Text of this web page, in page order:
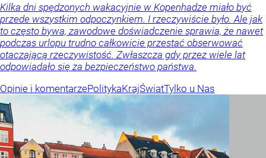
Kilka dni spędzonych wakacyjnie w Kopenhadze miało być
przede wszystkim odpoczynkiem. I rzeczywiście było. Ale jak
to często bywa, zawodowe doświadczenie sprawia, że nawet
podczas urlopu trudno całkowicie przestać obserwować
otaczającą rzeczywistość. Zwłaszcza gdy przez wiele lat
odpowiadało się za bezpieczeństwo państwa.
Opinie i komentarzePolitykaKrajŚwiatTylko u Nas